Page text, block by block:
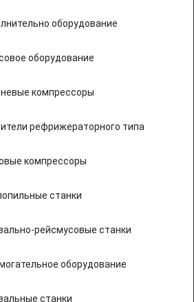
оборудование
оборудование
компрессоры
рефрижераторного типа
компрессоры
станки
рейсмусовые станки
оборудование
станки